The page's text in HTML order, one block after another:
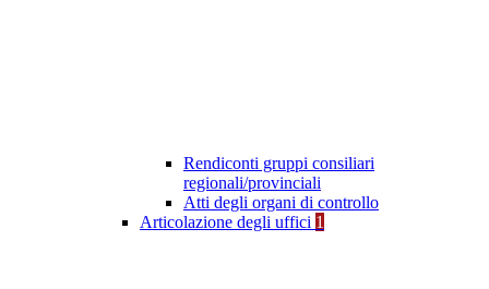
Rendiconti gruppi consiliari
regionali/provinciali
Atti degli organi di controllo
Articolazione degli uffici 1